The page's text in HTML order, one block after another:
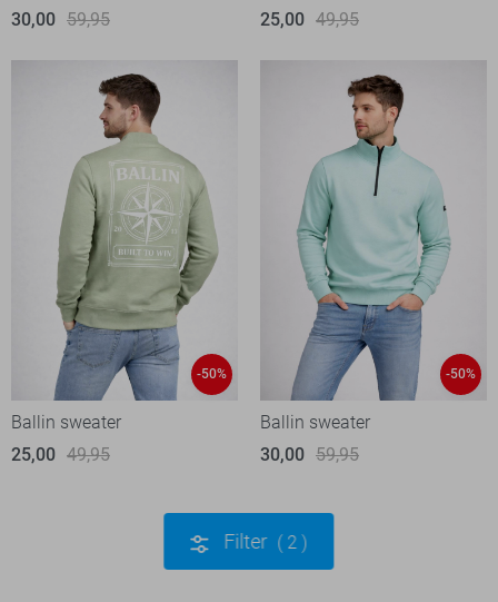
30,00 59,95
25,00 49,95
-50%
Ballin sweater
25,00 49,95
-50%
Ballin sweater
30,00 59,95
Filter 2